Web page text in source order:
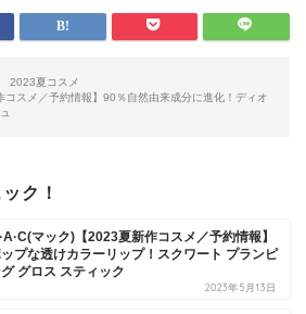
2023夏コスメ
コスメ／予約情報】90％自然由来成分に進化！ディオ
ク！
マック)【2023夏新作コスメ／予約情報】
プな透けカラーリップ！スクワート プランピ
グロス スティック
2023年5月13日